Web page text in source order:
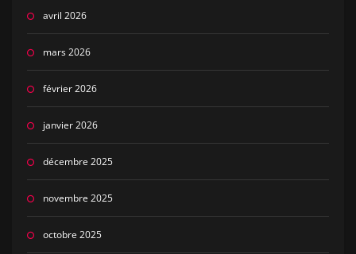
avril 2026
mars 2026
février 2026
janvier 2026
décembre 2025
novembre 2025
octobre 2025